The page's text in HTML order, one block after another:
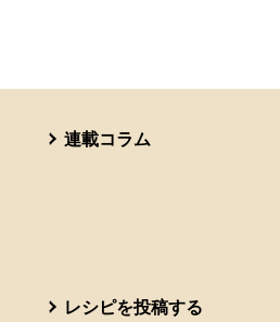
連載コラム
レシピを投稿する